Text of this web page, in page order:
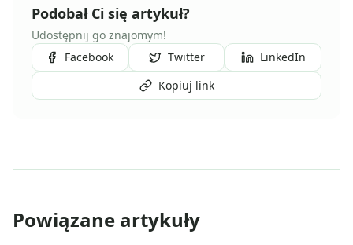
Podobał Ci się artykuł?
Udostępnij go znajomym!
Facebook
Twitter
LinkedIn
Kopiuj link
Powiązane artykuły